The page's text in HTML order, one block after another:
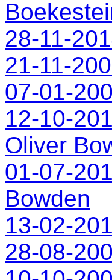
28-11-
21-11-
07-01-
12-10-
Oliver
01-07-
Bowden
13-02-
28-08-